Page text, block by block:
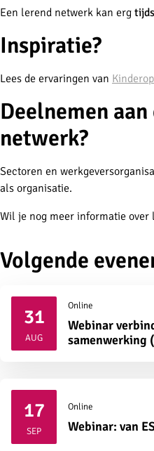
Een lerend netwerk kan erg
Inspiratie?
Lees de ervaringen van
Deelnemen
netwerk?
Sectoren en
als organisatie.
Wil je nog meer informatie
Volgende
31
AUG2026
Online
Webinar
samenwerking
17
SEP2026
Online
Webinar: van